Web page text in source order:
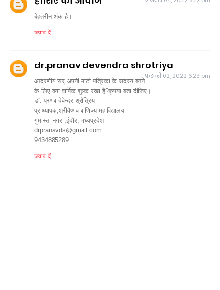
बेहतरीन अंक है।
जवाब दें
dr.pranav devendra shrotriya
फ़रवरी 02, 2022 6:23 pm
आदरणीय सर् अपनी माटी पत्रिका के सदस्य बनने
के लिए क्या वार्षिक शुल्क रखा है?कृपया बता दीजिए।
डॉ. प्रणव देवेन्द्र श्रोत्रिय
प्राध्यापक,श्रीवैष्णव वाणिज्य महाविद्यालय
गुमास्ता नगर ,इंदौर, मध्यप्रदेश
drpranavds@gmail.com
9434885289
जवाब दें